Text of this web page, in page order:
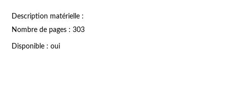
Description matérielle :
Nombre de pages : 303
Disponible : oui